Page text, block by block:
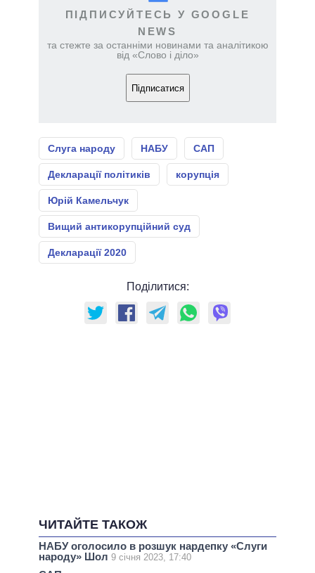
ПІДПИСУЙТЕСЬ У GOOGLE
NEWS
та стежте за останніми новинами та аналітикою
від «Слово і діло»
Підписатися
Слуга народу НАБУ САП
Декларації політиків корупція
Юрій Камельчук
Вищий антикорупційний суд
Декларації 2020
Поділитися:
ЧИТАЙТЕ ТАКОЖ
НАБУ оголосило в розшук нардепку «Слуги
народу» Шол 9 січня 2023, 17:40